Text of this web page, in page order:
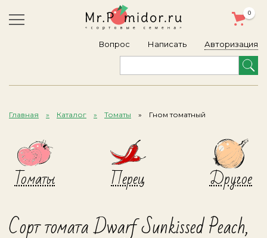
Вопрос Написать
0
Авторизация
Главная Каталог Томаты Гном томатный
Томаты Перец Другое
Сорт томата Dwarf Sunkissed Peach,